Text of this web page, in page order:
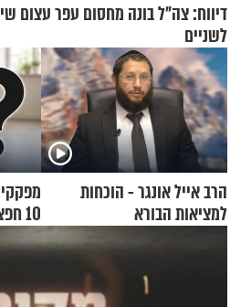
דיווח: צה"ל בונה מחסום עפר עצום
לשניים
הרב אייל אונגר - הוכחות
למציאות הבורא
10
לפח